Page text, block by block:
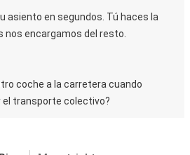
asiento en segundos. Tú haces la
nos encargamos del resto.
coche a la carretera cuando
el transporte colectivo?